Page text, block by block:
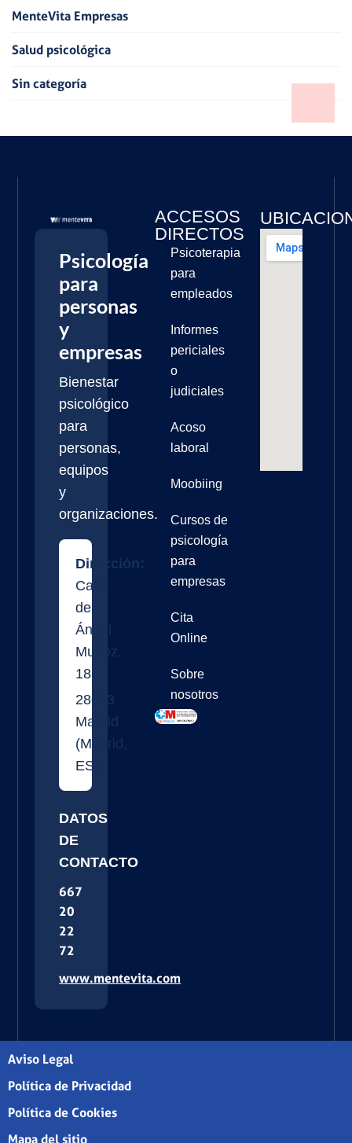
MenteVita Empresas
Salud psicológica
Sin categoría
Psicología
para
personas
y
empresas
Bienestar
psicológico
para
personas,
equipos
y
organizaciones.
Dirección:
Calle
de
Ángel
Muñoz,
18
28043
Madrid
(Madrid ,
ES
DATOS
DE
CONTACTO
667
20
22
72
www.mentevita.com
ACCESOS
DIRECTOS
Psicoterapia
para
empleados
Informes
periciales
o
judiciales
Acoso
laboral
Moobiing
Cursos de
psicología
para
empresas
Cita
Online
Sobre
nosotros
Aviso Legal
Política de Privacidad
Política de Cookies
Mapa del sitio